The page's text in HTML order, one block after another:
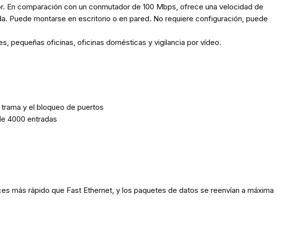
En comparación con un conmutador de 100 Mbps, ofrece una velocidad de
Puede montarse en escritorio o en pared. No requiere configuración, puede
pequeñas oficinas, oficinas domésticas y vigilancia por vídeo.
y el bloqueo de puertos
4000 entradas
más rápido que Fast Ethernet, y los paquetes de datos se reenvían a máxima